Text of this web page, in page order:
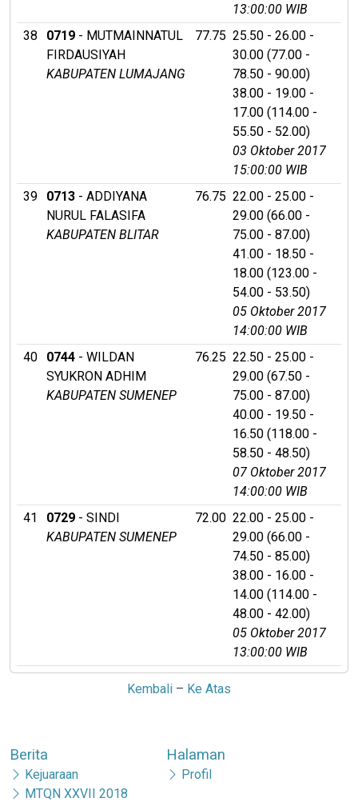
13:00:00 WIB
38
0719 - MUTMAINNATUL
FIRDAUSIYAH
KABUPATEN LUMAJANG
77.75 25.50 - 26.00 -
30.00 (77.00 -
78.50 - 90.00)
38.00 - 19.00 -
17.00 (114.00 -
55.50 - 52.00)
03 Oktober 2017
15:00:00 WIB
39
0713 - ADDIYANA
NURUL FALASIFA
KABUPATEN BLITAR
76.75 22.00 - 25.00 -
29.00 (66.00 -
75.00 - 87.00)
41.00 - 18.50 -
18.00 (123.00 -
54.00 - 53.50)
05 Oktober 2017
14:00:00 WIB
40
0744 - WILDAN
SYUKRON ADHIM
KABUPATEN SUMENEP
76.25 22.50 - 25.00 -
29.00 (67.50 -
75.00 - 87.00)
40.00 - 19.50 -
16.50 (118.00 -
58.50 - 48.50)
07 Oktober 2017
14:00:00 WIB
41
0729 - SINDI
KABUPATEN SUMENEP
72.00 22.00 - 25.00 -
29.00 (66.00 -
74.50 - 85.00)
38.00 - 16.00 -
14.00 (114.00 -
48.00 - 42.00)
05 Oktober 2017
13:00:00 WIB
Kembali – Ke Atas
Berita
Kejuaraan
MTQN XXVII 2018
Halaman
Profil